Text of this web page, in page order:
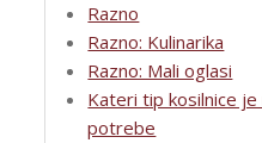
Razno
Razno: Kulinarika
Razno: Mali oglasi
Kateri tip kosilnice
potrebe